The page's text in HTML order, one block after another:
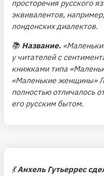
просторечия русского
эквивалентов,
лондонских диалектов.
📚 Название.
у читателей с
книжками типа
«Маленькие женщины»
полностью отличалось
его русским бытом.
💃Анхель Гутьеррес